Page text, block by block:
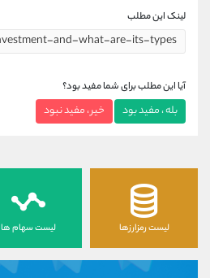
لینک این مطلب
آیا این مطلب برای شما مفید بود؟
بله ، مفید بود خیر ، مفید نبود
لیست رمزارزها لیست سهام ها